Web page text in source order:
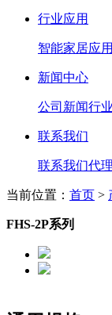
行业应用
智能家居应用
新闻中心
公司新闻行
联系我们
联系我们代
当前位置： 首页 >
FHS-2P系列